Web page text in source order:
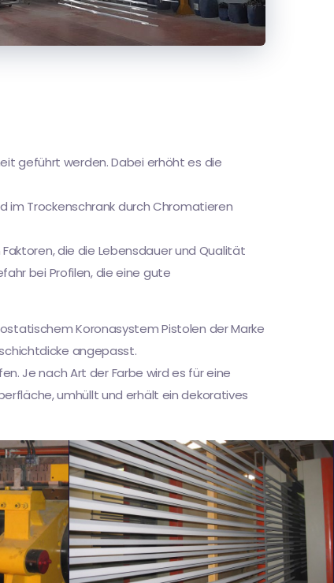
geführt werden. Dabei erhöht es die
Trockenschrank durch Chromatieren
die die Lebensdauer und Qualität
bei Profilen, die eine gute
Koronasystem Pistolen der Marke
angepasst.
Je nach Art der Farbe wird es für eine
umhüllt und erhält ein dekoratives